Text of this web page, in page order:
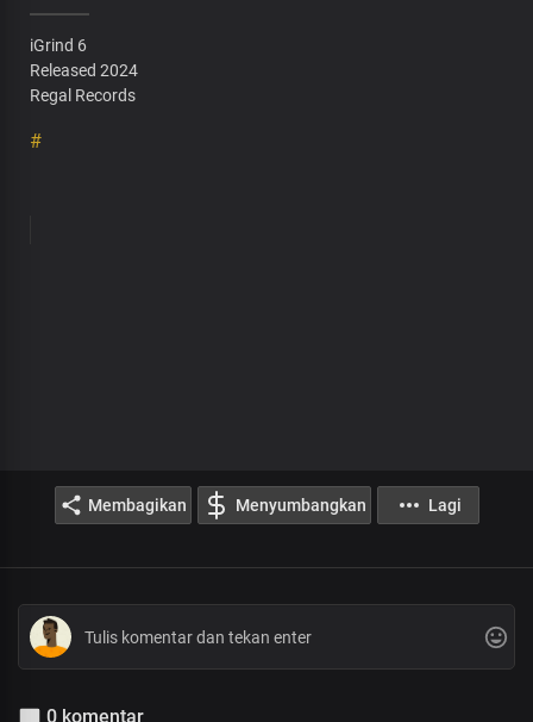
iGrind 6
Released 2024
Regal Records
#
Membagikan Menyumbangkan Lagi
0 komentar